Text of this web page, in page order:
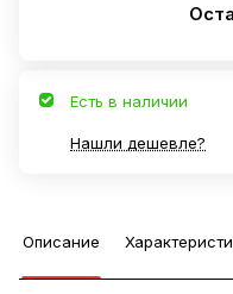
Есть в наличии
Нашли дешевле?
Описание